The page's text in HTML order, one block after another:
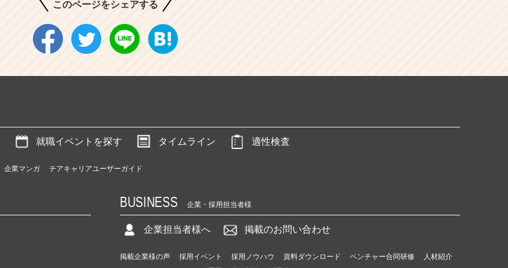
このページをシェアする
就職イベントを探す タイムライン 適性検査
企業マンガ チアキャリアユーザーガイド
BUSINESS 企業・採用担当者様
企業担当者様へ 掲載のお問い合わせ
掲載企業様の声 採用イベント 採用ノウハウ 資料ダウンロード ベンチャー合同研修
人材紹介